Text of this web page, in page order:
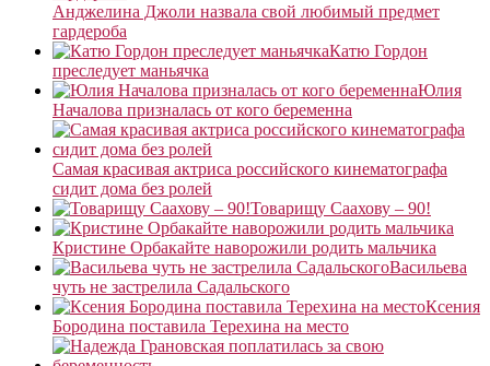
Анджелина Джоли назвала свой любимый предмет
гардероба
Катю Гордон
преследует маньячка
Юлия
Началова призналась от кого беременна
Самая красивая актриса российского кинематографа
сидит дома без ролей
Товарищу Саахову – 90!
Кристине Орбакайте наворожили родить мальчика
Васильева
чуть не застрелила Садальского
Ксения
Бородина поставила Терехина на место